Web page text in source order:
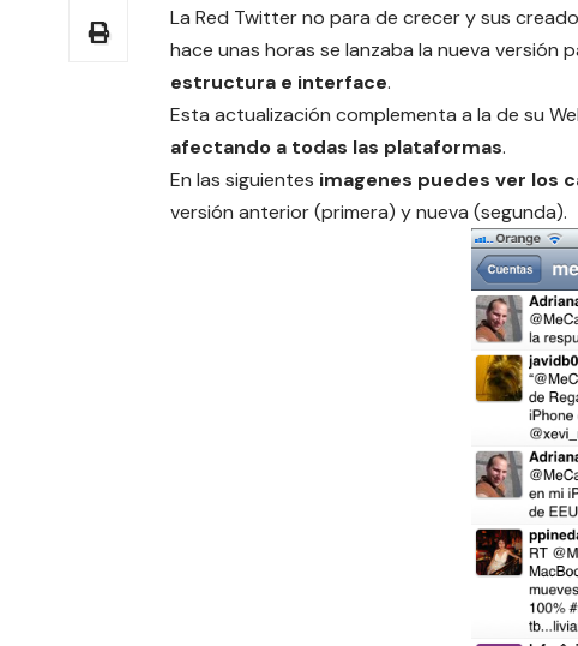
La Red Twitter no para de crecer y sus
hace unas horas se lanzaba la nueva versión
estructura e interface.
Esta actualización complementa a la de su
afectando a todas las plataformas.
En las siguientes imagenes puedes ver los
versión anterior (primera) y nueva (segunda).